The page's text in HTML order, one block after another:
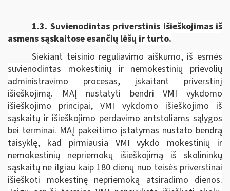
1.3. Suvienodintas priverstinis išieškojimas iš
asmens sąskaitose esančių lėšų ir turto.
Siekiant teisinio reguliavimo aiškumo, iš esmės
suvienodintas mokestinių ir nemokestinių prievolių
administravimo procesas, įskaitant priverstinį
išieškojimą. MAĮ nustatyti bendri VMI vykdomo
išieškojimo principai, VMI vykdomo išieškojimo iš
sąskaitų ir išieškojimo perdavimo antstoliams sąlygos
bei terminai. MAĮ pakeitimo įstatymas nustato bendrą
taisyklę, kad pirmiausia VMI vykdo mokestinių ir
nemokestinių nepriemokų išieškojimą iš skolininkų
sąskaitų ne ilgiau kaip 180 dienų nuo teisės priverstinai
išieškoti mokestinę nepriemoką atsiradimo dienos.